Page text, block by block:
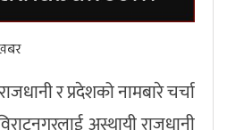
र प्रदेशको नामबारे चर्चा